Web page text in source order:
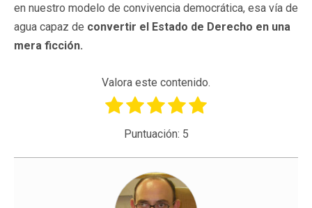
en nuestro modelo de convivencia democrática, esa vía de
agua capaz de convertir el Estado de Derecho en una
mera ficción.
Valora este contenido.
Puntuación: 5